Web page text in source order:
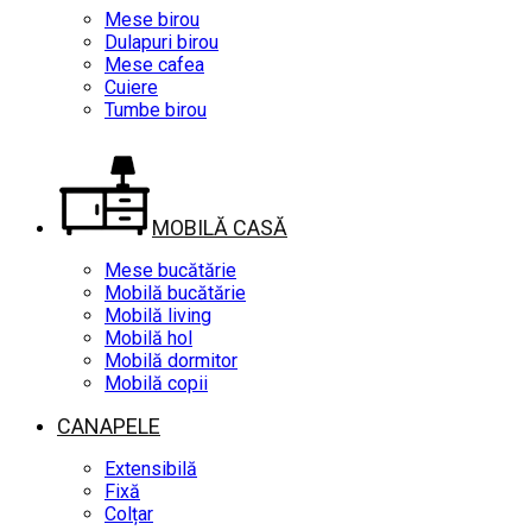
Mese birou
Dulapuri birou
Mese cafea
Cuiere
Tumbe birou
MOBILĂ CASĂ
Mese bucătărie
Mobilă bucătărie
Mobilă living
Mobilă hol
Mobilă dormitor
Mobilă copii
CANAPELE
Extensibilă
Fixă
Colțar